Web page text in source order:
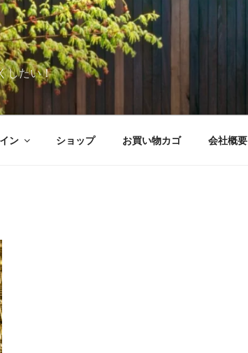
したい！
ン ショップ お買い物カゴ 会社概要